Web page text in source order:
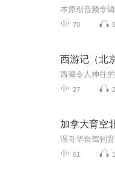
70
西游记（北
27
加拿大育空
温哥华自驾到
61